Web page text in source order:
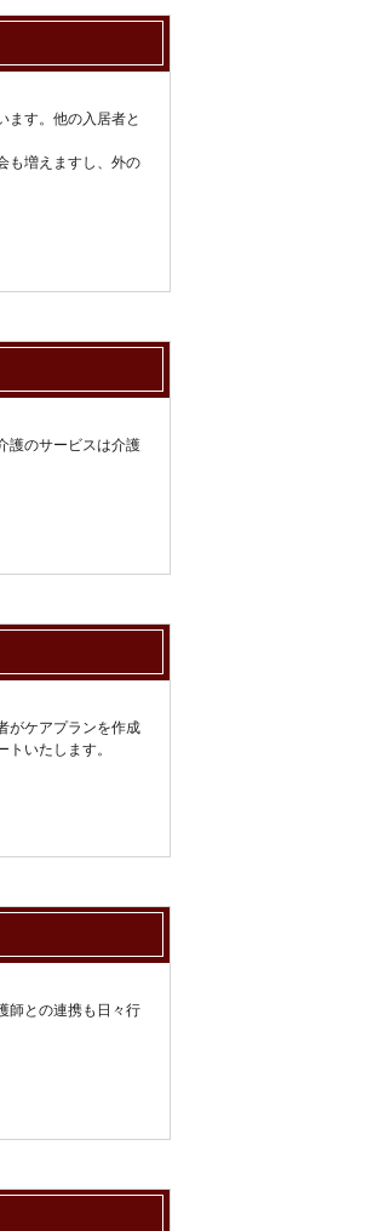
ます。他の入居者と
も増えますし、外の
護のサービスは介護
がケアプランを作成
いたします。
師との連携も日々行